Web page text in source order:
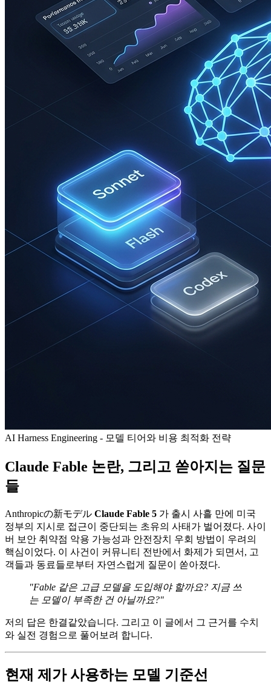
AI Harness Engineering - 모델 티어와 비용 최적화 전략
Claude Fable 논란, 그리고 쏟아지는 질문
들
Anthropicの新モデル Claude Fable 5 가 출시 사흘 만에 미국
정부의 지시로 접근이 중단되는 초유의 사태가 벌어졌다. 사이
버 보안 취약점 악용 가능성과 안전장치 우회 방법이 우려의
핵심이었다. 이 사건이 커뮤니티 전반에서 화제가 되면서, 고
객들과 동료들로부터 자연스럽게 질문이 쏟아졌다.
"Fable 같은 고급 모델을 도입해야 할까요? 지금 쓰
는 모델이 부족한 건 아닐까요?"
저의 답은 한결같았습니다. 그리고 이 글에서 그 근거를 수치
와 실전 경험으로 풀어보려 합니다.
현재 제가 사용하는 모델 기준선